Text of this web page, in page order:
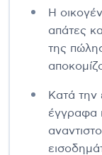
Η
απάτες
της
Κατά
έγγραφα